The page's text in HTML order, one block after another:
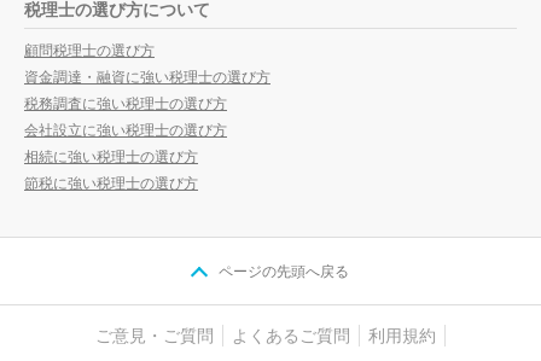
税理士の選び方について
顧問税理士の選び方
資金調達・融資に強い税理士の選び方
税務調査に強い税理士の選び方
会社設立に強い税理士の選び方
相続に強い税理士の選び方
節税に強い税理士の選び方
ページの先頭へ戻る
ご意見・ご質問 よくあるご質問 利用規約